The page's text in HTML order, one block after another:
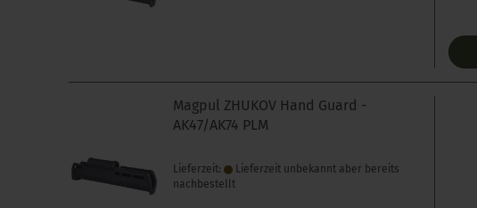
Magpul ZHUKOV Hand Guard -
AK47/AK74 PLM
Lieferzeit:
Lieferzeit unbekannt aber bereits
nachbestellt